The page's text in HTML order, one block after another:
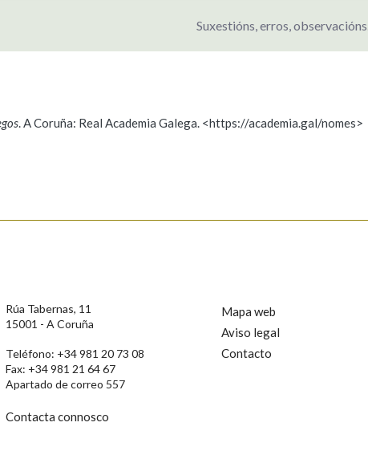
Suxestións, erros, observacións...
. A Coruña: Real Academia Galega. <https://academia.gal/nomes>
Rúa Tabernas, 11
15001 - A Coruña
Teléfono: +34 981 20 73 08
Fax: +34 981 21 64 67
Apartado de correo 557
Contacta connosco
Mapa web
Aviso legal
Contacto